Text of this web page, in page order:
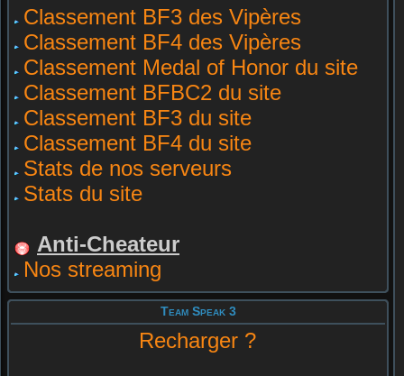
Classement BF3 des Vipères
Classement BF4 des Vipères
Classement Medal of Honor du site
Classement BFBC2 du site
Classement BF3 du site
Classement BF4 du site
Stats de nos serveurs
Stats du site
Anti-Cheateur
Nos streaming
Team Speak 3
Recharger ?